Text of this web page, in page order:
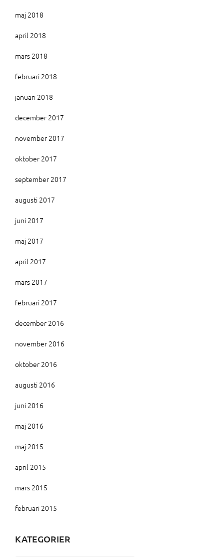
maj 2018
april 2018
mars 2018
februari 2018
januari 2018
december 2017
november 2017
oktober 2017
september 2017
augusti 2017
juni 2017
maj 2017
april 2017
mars 2017
februari 2017
december 2016
november 2016
oktober 2016
augusti 2016
juni 2016
maj 2016
maj 2015
april 2015
mars 2015
februari 2015
KATEGORIER